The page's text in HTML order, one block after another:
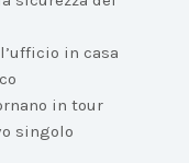
in casa
in tour
singolo